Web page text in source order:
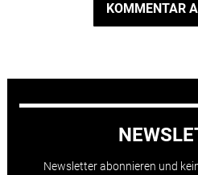
KOMMENTAR
Newsletter abonnieren und